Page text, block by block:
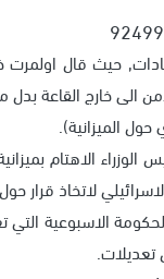
حيث قال
الى خارج القاعة
الميزانية).
الاهتام
لاتخاذ قرار
الاسبوعية
تعديلات.